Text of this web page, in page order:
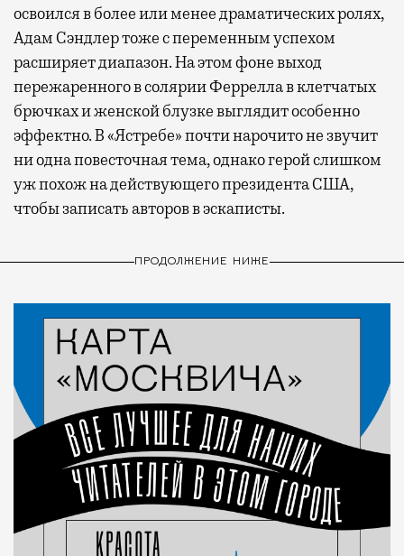
освоился в более или менее драматических ролях,
Адам Сэндлер тоже с переменным успехом
расширяет диапазон. На этом фоне выход
пережаренного в солярии Феррелла в клетчатых
брючках и женской блузке выглядит особенно
эффектно. В «Ястребе» почти нарочито не звучит
ни одна повесточная тема, однако герой слишком
уж похож на действующего президента США,
чтобы записать авторов в эскаписты.
ПРОДОЛЖЕНИЕ НИЖЕ